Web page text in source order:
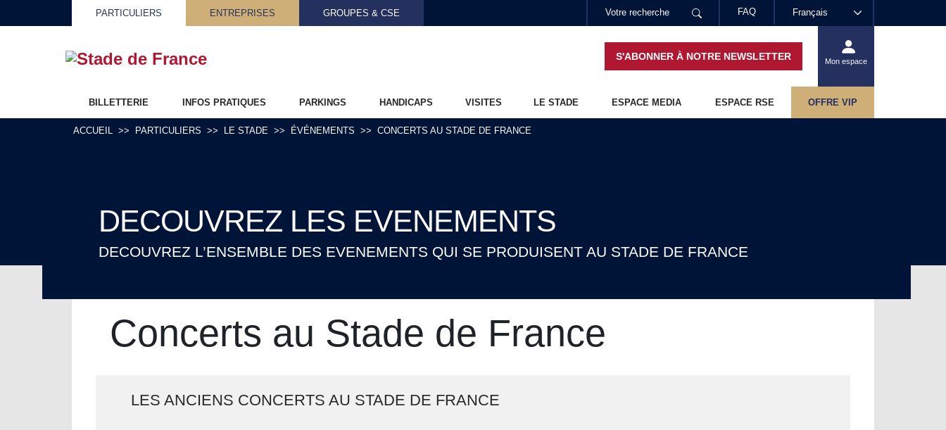
Français
FAQ
PARTICULIERS ENTREPRISES GROUPES & CSE
S'ABONNER À NOTRE NEWSLETTER Mon espace
BILLETTERIE INFOS PRATIQUES PARKINGS HANDICAPS VISITES LE STADE ESPACE MEDIA ESPACE RSE OFFRE VIP
ACCUEIL PARTICULIERS LE STADE ÉVÉNEMENTS CONCERTS AU STADE DE FRANCE
DECOUVREZ LES EVENEMENTS
DECOUVREZ L’ENSEMBLE DES EVENEMENTS QUI SE PRODUISENT AU STADE DE FRANCE
Concerts au Stade de France
LES ANCIENS CONCERTS AU STADE DE FRANCE